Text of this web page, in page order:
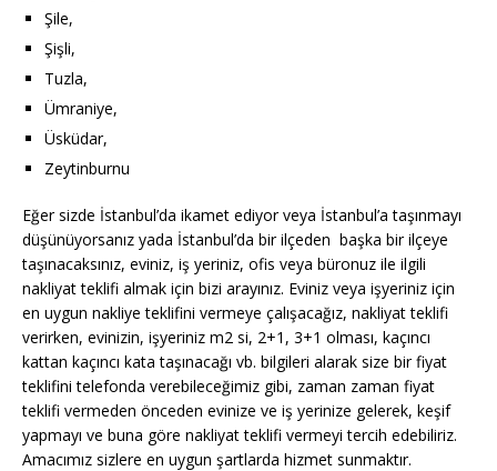
Şile,
Şişli,
Tuzla,
Ümraniye,
Üsküdar,
Zeytinburnu
Eğer sizde İstanbul’da ikamet ediyor veya İstanbul’a taşınmayı
düşünüyorsanız yada İstanbul’da bir ilçeden başka bir ilçeye
taşınacaksınız, eviniz, iş yeriniz, ofis veya büronuz ile ilgili
nakliyat teklifi almak için bizi arayınız. Eviniz veya işyeriniz için
en uygun nakliye teklifini vermeye çalışacağız, nakliyat teklifi
verirken, evinizin, işyeriniz m2 si, 2+1, 3+1 olması, kaçıncı
kattan kaçıncı kata taşınacağı vb. bilgileri alarak size bir fiyat
teklifini telefonda verebileceğimiz gibi, zaman zaman fiyat
teklifi vermeden önceden evinize ve iş yerinize gelerek, keşif
yapmayı ve buna göre nakliyat teklifi vermeyi tercih edebiliriz.
Amacımız sizlere en uygun şartlarda hizmet sunmaktır.